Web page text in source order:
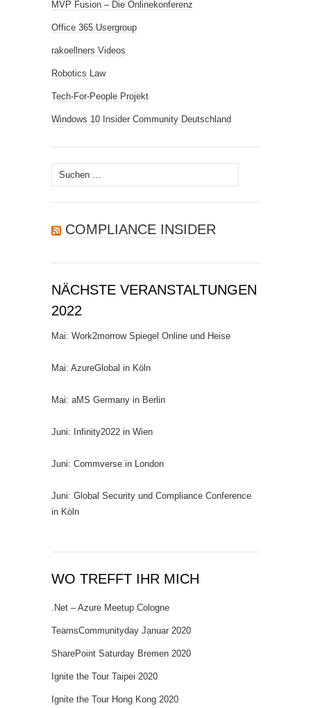
MVP Fusion – Die Onlinekonferenz
Office 365 Usergroup
rakoellners Videos
Robotics Law
Tech-For-People Projekt
Windows 10 Insider Community Deutschland
Suchen
nach:
COMPLIANCE INSIDER
NÄCHSTE VERANSTALTUNGEN
2022
Mai: Work2morrow Spiegel Online und Heise
Mai: AzureGlobal in Köln
Mai: aMS Germany in Berlin
Juni: Infinity2022 in Wien
Juni: Commverse in London
Juni: Global Security und Compliance Conference
in Köln
WO TREFFT IHR MICH
.Net – Azure Meetup Cologne
TeamsCommunityday Januar 2020
SharePoint Saturday Bremen 2020
Ignite the Tour Taipei 2020
Ignite the Tour Hong Kong 2020